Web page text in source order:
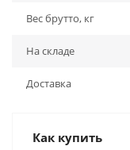
Вес брутто, кг
На складе
Доставка
Как купить